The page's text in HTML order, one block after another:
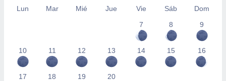
Lun Mar Mié Jue Vie Sáb
Dom
7
8 9
10 11 12 13 14 15 16
17 18 19 20